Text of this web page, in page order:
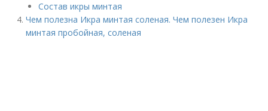
Состав икры минтая
Чем полезна Икра минтая соленая. Чем полезен Икра
минтая пробойная, соленая